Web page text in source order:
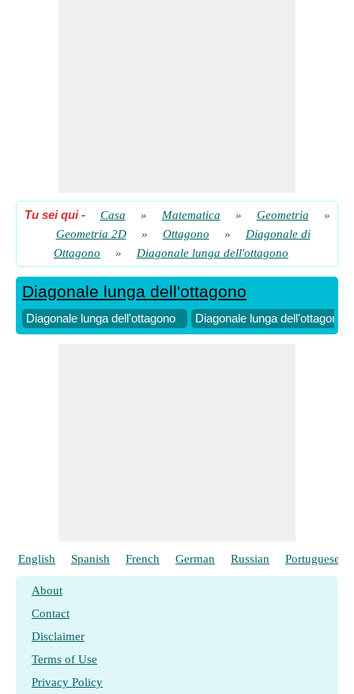
Tu sei qui- Casa » Matematica » Geometria
»
Geometria 2D
» Ottagono »
Diagonale di
Ottagono
» Diagonale lunga dell'ottagono
Diagonale lunga dell'ottagono
Diagonale lunga dell'ottagono Diagonale lunga dell'ottagono
English Spanish French German Russian Portuguese
About
Contact
Disclaimer
Terms of Use
Privacy Policy